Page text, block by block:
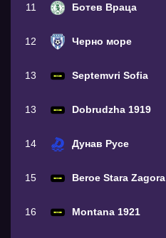
11 Ботев Враца
12 Черно море
13 Septemvri Sofia
13 Dobrudzha 1919
14 Дунав Русе
15 Beroe Stara Zagora
16 Montana 1921